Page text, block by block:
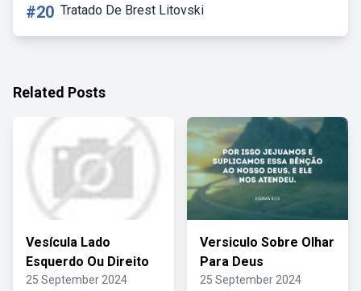
#20 Tratado De Brest Litovski
Related Posts
Vesícula Lado
Esquerdo Ou Direito
25 September 2024
Versiculo Sobre Olhar
Para Deus
25 September 2024